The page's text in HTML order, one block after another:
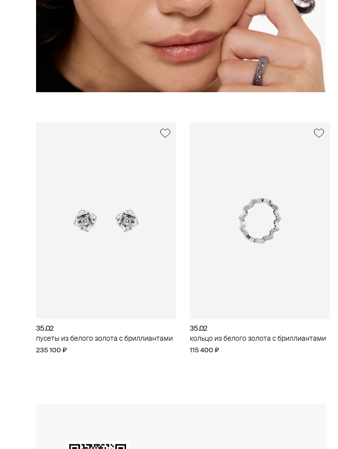
35.02
пусеты из белого золота с бриллиантами
235 100 ₽
35.02
кольцо из белого золота с бриллиантами
115 400 ₽
35.02
кольцо из белого золота с бриллиантами
172 100 ₽
35.02
пусеты из красного золота с
бриллиантами